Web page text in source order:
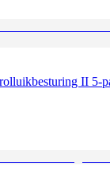
II 5-